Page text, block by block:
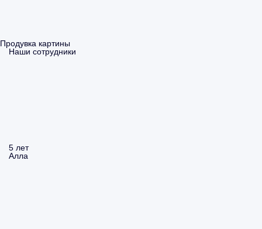
Продувка картины
Наши сотрудники
5 лет
Алла